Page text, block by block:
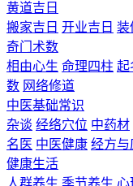
黄道吉日
搬家吉日 开业吉日 装
奇门术数
相由心生 命理四柱 起
数 网络修道
中医基础常识
杂谈 经络穴位 中药材
名医 中医健康 经方与
健康生活
人群养生 季节养生 心